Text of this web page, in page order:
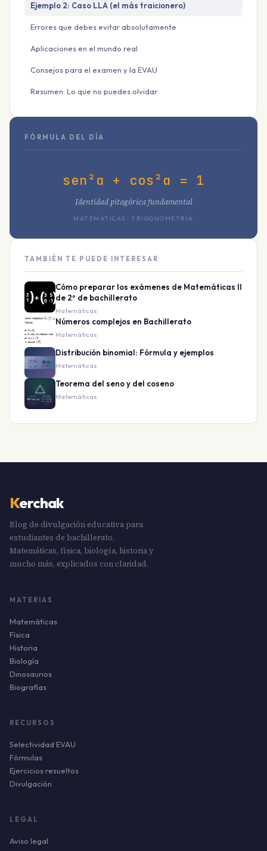
Ejemplo 2: Caso LLA (el más traicionero)
Errores que debes evitar absolutamente
Aplicaciones en el mundo real
Consejos para el examen y la EVAU
Resumen: Lo que no puedes olvidar
FÓRMULA DEL DÍA
sen²α + cos²α = 1
Identidad pitagórica fundamental
MATEMÁTICAS · TRIGONOMETRÍA
TAMBIÉN TE PUEDE INTERESAR
Cómo preparar los exámenes de Matemáticas II
de 2º de bachillerato
Matemáticas
Números complejos en Bachillerato
Matemáticas
Distribución binomial: Fórmula y ejemplos
Matemáticas
Teorema del seno y del coseno
Matemáticas
Kerchak
Blog de divulgación educativa para
estudiantes de bachillerato.
Matemáticas, física, biología, historia y
mucho más, explicados con claridad.
MATERIAS
Matemáticas
Física
Historia
Biología
Dinosaurios
Biografías
RECURSOS
Selectividad EVAU
Fórmulas
Ejercicios resueltos
Divulgación
LEGAL
Aviso legal